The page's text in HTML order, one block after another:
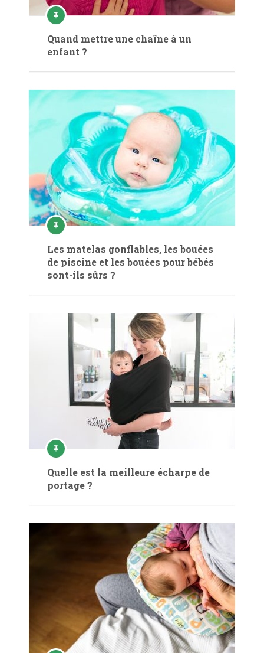
Quand mettre une chaîne à un
enfant ?
Les matelas gonflables, les bouées
de piscine et les bouées pour bébés
sont-ils sûrs ?
Quelle est la meilleure écharpe de
portage ?